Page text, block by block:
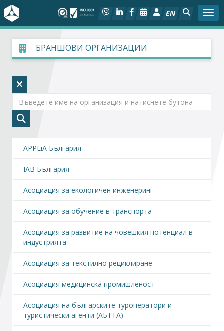
EN
За БСК
Актуално
Социален диалог
Дейности
Арбитражен съд
Проекти
Стани член
БРАНШОВИ ОРГАНИЗАЦИИ
APPLiA България
IAB България
Асоциация за екологичен инженеринг
Асоциация за обучение в транспорта
Асоциация за развитие на човешкия потенциал в
индустрията
Асоциация за текстилно рециклиране
Асоциация медицинска промишленост
Асоциация на българските туроператори и
туристически агенти (АБТТА)